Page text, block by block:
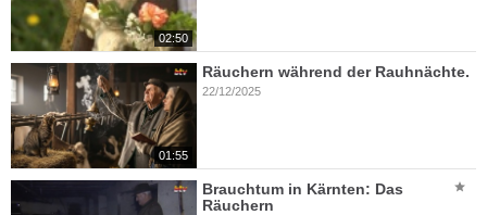
02:50
01:55
Räuchern während der Rauhnächte.
22/12/2025
Brauchtum in Kärnten: Das
Räuchern